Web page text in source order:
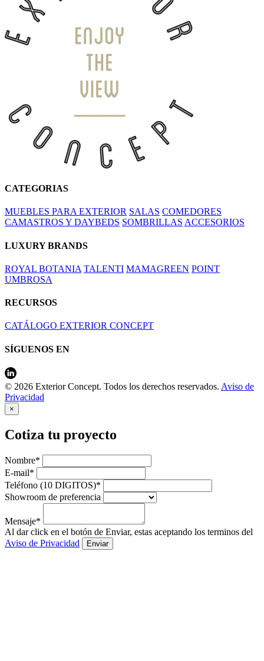
CATEGORIAS
MUEBLES PARA EXTERIOR SALAS COMEDORES
CAMASTROS Y DAYBEDS SOMBRILLAS ACCESORIOS
LUXURY BRANDS
ROYAL BOTANIA TALENTI MAMAGREEN POINT
UMBROSA
RECURSOS
CATÁLOGO EXTERIOR CONCEPT
SÍGUENOS EN
© 2026 Exterior Concept. Todos los derechos reservados. Aviso de
Privacidad
×
Cotiza tu proyecto
Nombre*
E-mail*
Teléfono (10 DIGITOS)*
Showroom de preferencia
Mensaje*
Al dar click en el botón de Enviar, estas aceptando los terminos del
Aviso de Privacidad